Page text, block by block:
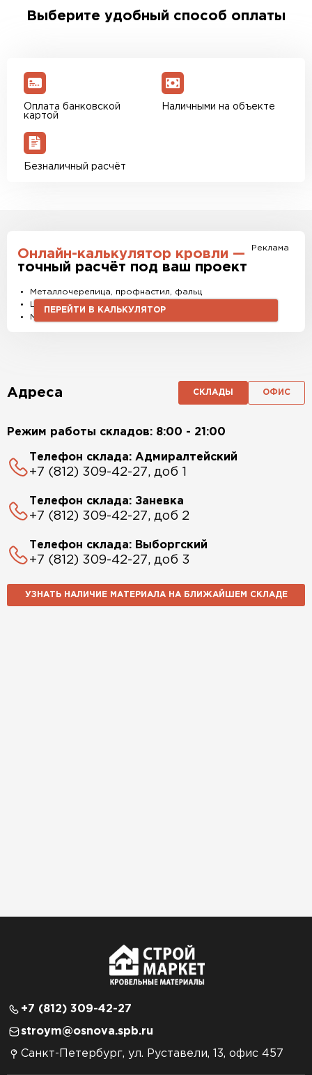
менеджер для уточнения деталей и расчета
доставки. Также вы можете ознакомиться с
Выберите удобный способ оплаты
Оплата банковской
картой
Наличными на объекте
Безналичный расчёт
Реклама
Онлайн-калькулятор кровли —
точный расчёт под ваш проект
Металлочерепица, профнастил, фальц
Штакетник, водостоки и софиты
Материалы и комплектующие
ПЕРЕЙТИ В КАЛЬКУЛЯТОР
Адреса СКЛАДЫ ОФИС
Режим работы складов: 8:00 - 21:00
Телефон склада: Адмиралтейский
+7 (812) 309-42-27, доб 1
Телефон склада: Заневка
+7 (812) 309-42-27, доб 2
Телефон склада: Выборгский
+7 (812) 309-42-27, доб 3
УЗНАТЬ НАЛИЧИЕ МАТЕРИАЛА НА БЛИЖАЙШЕМ СКЛАДЕ
+7 (812) 309-42-27
stroym@osnova.spb.ru
Санкт-Петербург, ул. Руставели, 13, офис 457